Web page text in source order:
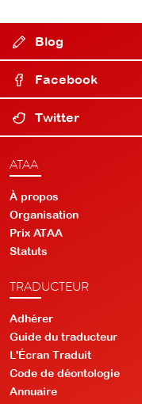
Blog
Facebook
Twitter
ATAA
À propos
Organisation
Prix ATAA
Statuts
TRADUCTEUR
Adhérer
Guide du traducteur
L'Écran Traduit
Code de déontologie
Annuaire